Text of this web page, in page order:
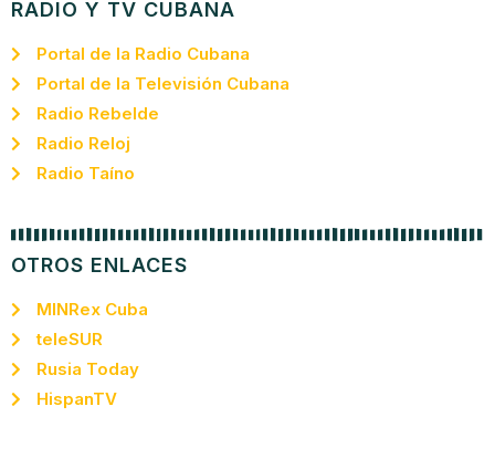
RADIO Y TV CUBANA
Portal de la Radio Cubana
Portal de la Televisión Cubana
Radio Rebelde
Radio Reloj
Radio Taíno
OTROS ENLACES
MINRex Cuba
teleSUR
Rusia Today
HispanTV